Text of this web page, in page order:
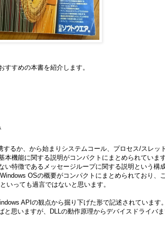
すめの本書を紹介します。
るか、から始まりシステムコール、プロセス/スレッ
本機能に関する説明がコンパクトにまとめられていま
い特徴であるメッセージループに関する説明という構
OSの概要がコンパクトにまとめられており、
いっても過言ではないと思います。
APIの観点から掘り下げた形で記述されています
思いますが、DLLの動作原理からデバイスドライバ